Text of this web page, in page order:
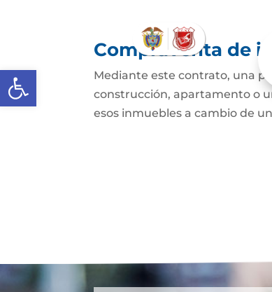
Abrir barra de herramientas
Compraventa de
Mediante este contrato, una
construcción, apartamento o
esos inmuebles a cambio de